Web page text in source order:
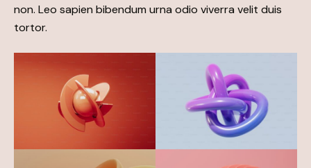
non. Leo sapien bibendum urna odio viverra velit duis
tortor.